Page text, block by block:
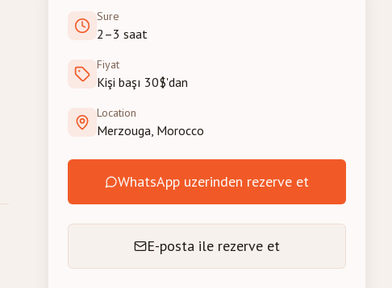
Sure
2–3 saat
Fiyat
Kişi başı 30$'dan
Location
Merzouga, Morocco
WhatsApp uzerinden rezerve et
E-posta ile rezerve et